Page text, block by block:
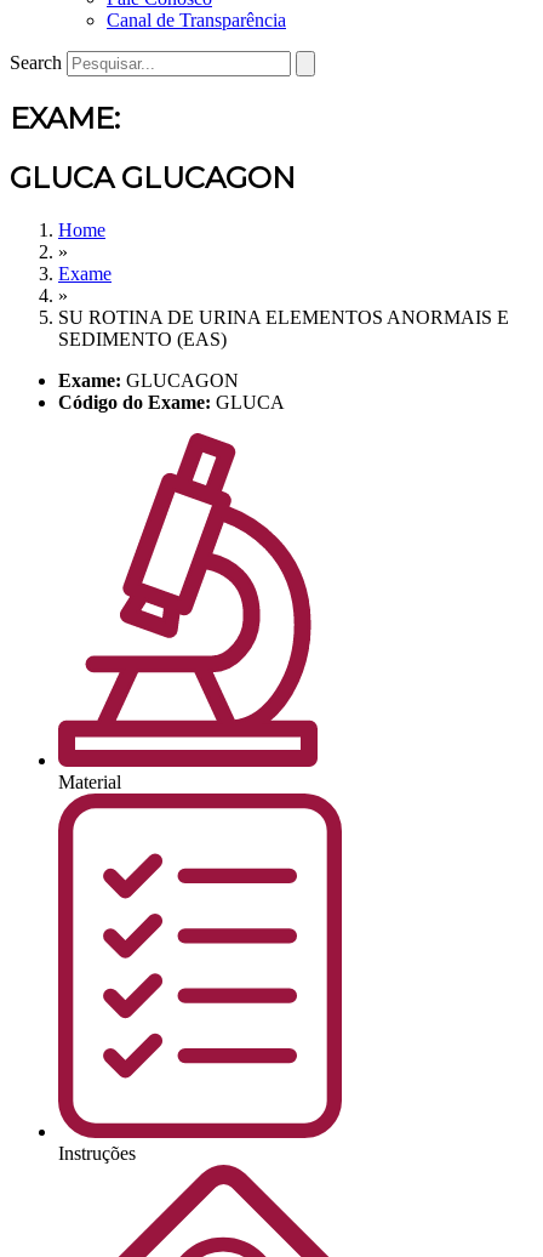
Canal de Transparência
Search
EXAME:
GLUCA GLUCAGON
Home
»
Exame
»
SU ROTINA DE URINA ELEMENTOS ANORMAIS E
SEDIMENTO (EAS)
Exame: GLUCAGON
Código do Exame: GLUCA
Material
Instruções